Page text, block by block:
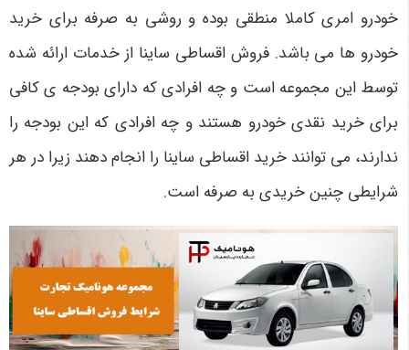
خودرو امری کاملا منطقی بوده و روشی به صرفه برای خرید
خودرو ها می ‌باشد. فروش اقساطی ساینا از خدمات ارائه شده
توسط این مجموعه است و چه افرادی که دارای بودجه ی کافی
برای خرید نقدی خودرو هستند و چه افرادی که این بودجه را
ندارند، می ‌توانند خرید اقساطی ساینا را انجام دهند زیرا در هر
شرایطی چنین خریدی به صرفه است.